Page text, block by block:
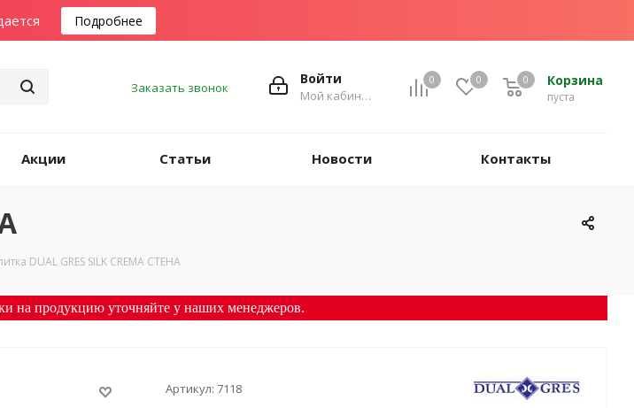
Подробнее
0 0 Корзина
пуста
0
Войти
Мой кабинет
Заказать звонок
Акции Статьи Новости Контакты
DUAL GRES SILK CREMA СТЕНА
на продукцию уточняйте у наших менеджеров.
Артикул: 7118